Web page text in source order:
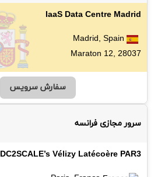
IaaS Data Centre Madrid
Maraton 12, 28037
سفارش سرویس
سرور مجازی فرانسه
DC2SCALE’s Vélizy Latécoère PAR3